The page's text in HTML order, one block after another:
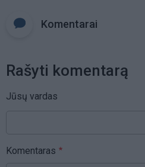
Komentarai
Rašyti komentarą
Jūsų vardas
Komentaras